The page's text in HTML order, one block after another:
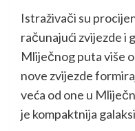
Istraživači su
računajući zvijezde i
Mliječnog puta više
nove zvijezde
veća od one u
je kompaktnija